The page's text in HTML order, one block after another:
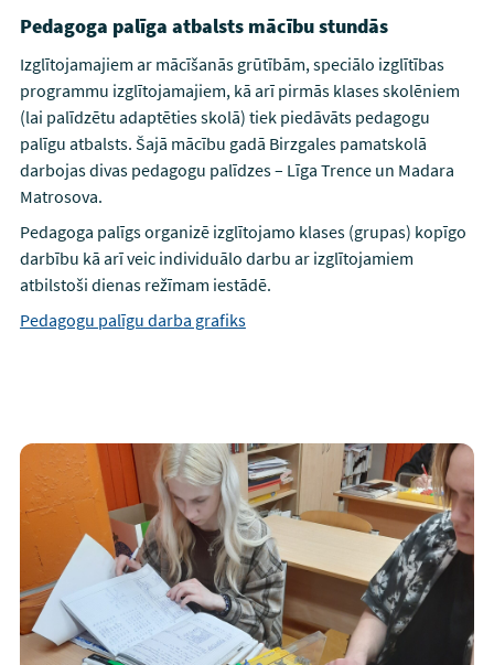
Pedagoga palīga atbalsts mācību stundās
Izglītojamajiem ar mācīšanās grūtībām, speciālo izglītības
programmu izglītojamajiem, kā arī pirmās klases skolēniem
(lai palīdzētu adaptēties skolā) tiek piedāvāts pedagogu
palīgu atbalsts. Šajā mācību gadā Birzgales pamatskolā
darbojas divas pedagogu palīdzes – Līga Trence un Madara
Matrosova.
Pedagoga palīgs organizē izglītojamo klases (grupas) kopīgo
darbību kā arī veic individuālo darbu ar izglītojamiem
atbilstoši dienas režīmam iestādē.
Pedagogu palīgu darba grafiks